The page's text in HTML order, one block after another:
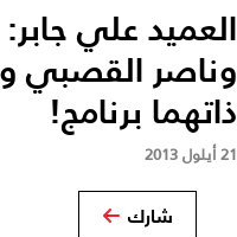
العميد علي
وناصر القصبي
ذاتهما برنامج!
21 أيلول 2013
شارك